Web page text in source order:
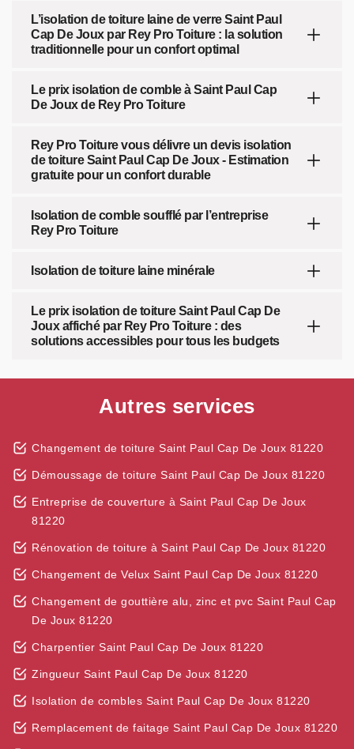
L’isolation de toiture laine de verre Saint Paul
Cap De Joux par Rey Pro Toiture : la solution
traditionnelle pour un confort optimal
Le prix isolation de comble à Saint Paul Cap
De Joux de Rey Pro Toiture
Rey Pro Toiture vous délivre un devis isolation
de toiture Saint Paul Cap De Joux - Estimation
gratuite pour un confort durable
Isolation de comble soufflé par l’entreprise
Rey Pro Toiture
Isolation de toiture laine minérale
Le prix isolation de toiture Saint Paul Cap De
Joux affiché par Rey Pro Toiture : des
solutions accessibles pour tous les budgets
Autres services
Changement de toiture Saint Paul Cap De Joux 81220
Démoussage de toiture Saint Paul Cap De Joux 81220
Entreprise de couverture à Saint Paul Cap De Joux
81220
Rénovation de toiture à Saint Paul Cap De Joux 81220
Changement de Velux Saint Paul Cap De Joux 81220
Changement de gouttière alu, zinc et pvc Saint Paul Cap
De Joux 81220
Charpentier Saint Paul Cap De Joux 81220
Zingueur Saint Paul Cap De Joux 81220
Isolation de combles Saint Paul Cap De Joux 81220
Remplacement de faitage Saint Paul Cap De Joux 81220